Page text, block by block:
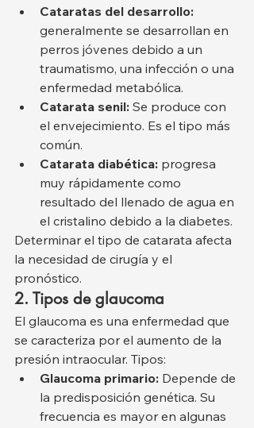
Cataratas del desarrollo:
generalmente se desarrollan en
perros jóvenes debido a un
traumatismo, una infección o una
enfermedad metabólica.
Catarata senil: Se produce con
el envejecimiento. Es el tipo más
común.
Catarata diabética: progresa
muy rápidamente como
resultado del llenado de agua en
el cristalino debido a la diabetes.
Determinar el tipo de catarata afecta
la necesidad de cirugía y el
pronóstico.
2. Tipos de glaucoma
El glaucoma es una enfermedad que
se caracteriza por el aumento de la
presión intraocular. Tipos:
Glaucoma primario: Depende de
la predisposición genética. Su
frecuencia es mayor en algunas